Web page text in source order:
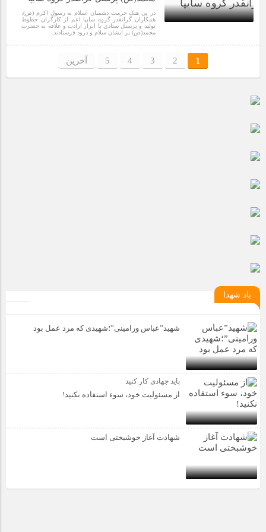
در پی هتک حرمت دشمنان اسلام به رسول اکرم (ص)،
همكاران گرانقدر گروه سايپا اعم از كارگران خطوط
توليد و پرسنل ستادي با ابراز ارادت و علاقه به حضرت
محمد(ص) بر ایشان سلام و درود فرستادند.
1
2
3
4
5 آخرین
یاد شهدا
شهید”عباس ورامینی”؛شهیدی که مرد عمل بود
باید جهادی کار کنید
از مسئولیت خود، سوء استفاده نکنید!
شهادت آغاز خوشبختی است